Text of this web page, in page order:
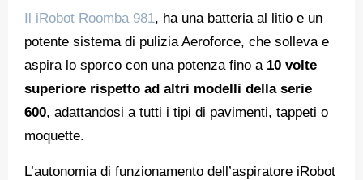
Il iRobot Roomba 981, ha una batteria al litio e un
potente sistema di pulizia Aeroforce, che solleva e
aspira lo sporco con una potenza fino a 10 volte
superiore rispetto ad altri modelli della serie
600, adattandosi a tutti i tipi di pavimenti, tappeti o
moquette.
L’autonomia di funzionamento dell’aspiratore iRobot